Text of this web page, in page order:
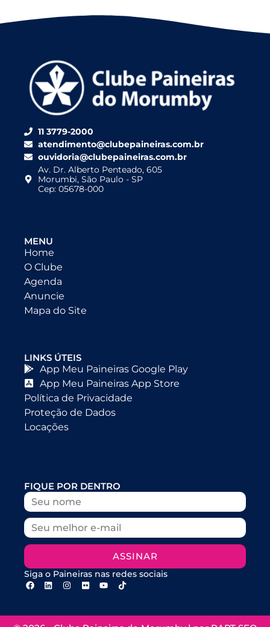
11 3779-2000
atendimento@clubepaineiras.com.br
ouvidoria@clubepaineiras.com.br
Av. Dr. Alberto Penteado, 605
Morumbi, São Paulo - SP
Cep: 05678-000
MENU
Home
O Clube
Agenda
Anuncie
Mapa do Site
LINKS ÚTEIS
App Meu Paineiras Google Play
App Meu Paineiras App Store
Política de Privacidade
Proteção de Dados
Locações
FIQUE POR DENTRO
ASSINAR
Siga o Paineiras nas redes sociais